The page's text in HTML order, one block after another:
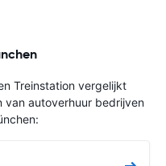
Treinstation vergelijkt
van autoverhuur bedrijven